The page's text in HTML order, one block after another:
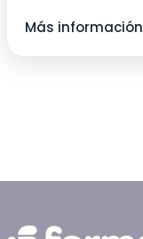
Más información